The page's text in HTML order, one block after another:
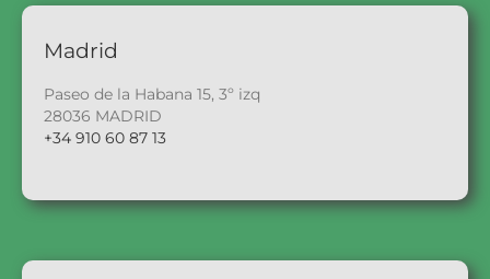
Madrid
Paseo de la Habana 15, 3º izq
28036 MADRID
+34 910 60 87 13